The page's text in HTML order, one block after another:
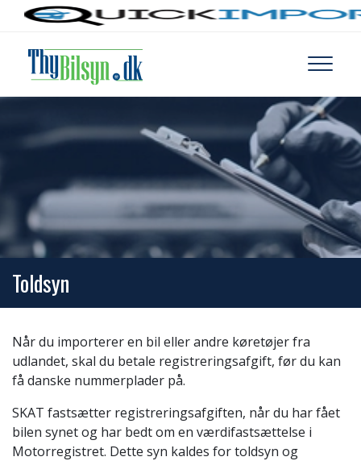
hovedindhold
Toldsyn
Når du importerer en bil eller andre køretøjer fra
udlandet, skal du betale registreringsafgift, før du kan
få danske nummerplader på.
SKAT fastsætter registreringsafgiften, når du har fået
bilen synet og har bedt om en værdifastsættelse i
Motorregistret. Dette syn kaldes for toldsyn og